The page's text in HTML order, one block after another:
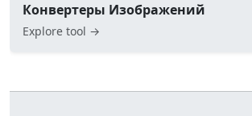
Конвертеры Изображений
Explore tool →